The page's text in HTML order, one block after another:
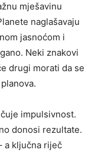
mješavinu
naglašavaju
jasnoćom i
Neki znakovi
drugi morati da se
impulsivnost.
donosi rezultate.
a ključna riječ